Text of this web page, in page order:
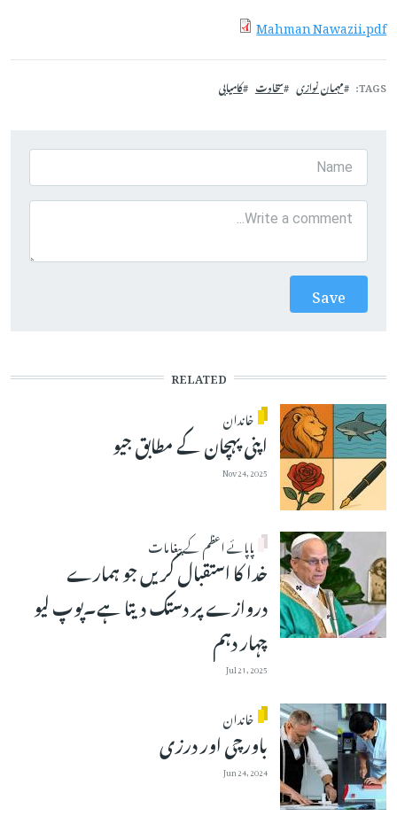
Mahman Nawazii.pdf
TAGS مہمان نوازی سخاوت کامیابی
RELATED
خاندان
اپنی پہچان کے مطابق جیو
Nov 24, 2025
پاپائے اعظم کے پیغامات
خدا کا استقبال کریں جو ہمارے
دروازے پر دستک دیتا ہے۔پوپ لیو
چہار دہم
Jul 21, 2025
خاندان
باورچی اور درزی
Jun 24, 2024